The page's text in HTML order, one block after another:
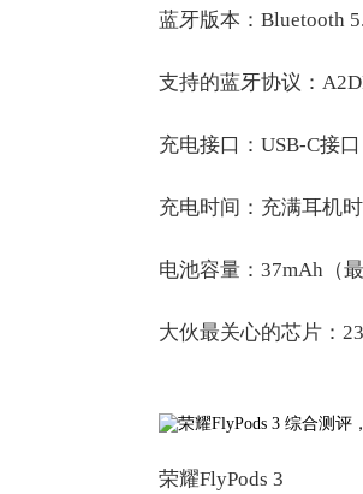
蓝牙版本：Bluetooth
支持的蓝牙协议：
充电接口：USB-C接口
充电时间：充满耳机
电池容量：37mAh（最
大伙最关心的芯片：
荣耀FlyPods 3